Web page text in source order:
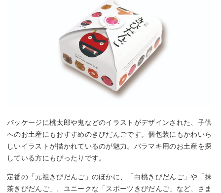
パッケージに桃太郎や鬼などのイラストがデザインされた、子供
へのお土産にもおすすめのきびだんごです。個包装にもかわいら
しいイラストが描かれているのが魅力。バラマキ用のお土産を探
している方にもぴったりです。
定番の「元祖きびだんご」のほかに、「白桃きびだんご」や「抹
茶きびだんご」、ユニークな「スポーツきびだんご」など、さま